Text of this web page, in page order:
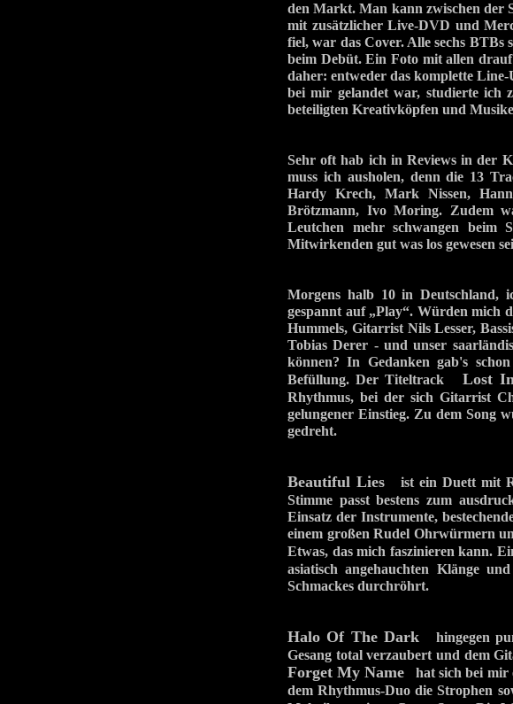
den Markt. Man kann zwischen der
mit zusätzlicher Live-DVD und
fiel, war das Cover. Alle sechs
beim Debüt. Ein Foto mit allen
daher: entweder das komplette
bei mir gelandet war, studierte ich
beteiligten Kreativköpfen und
Sehr oft hab ich in Reviews in der
muss ich ausholen, denn die 13
Hardy Krech, Mark Nissen,
Brötzmann, Ivo Moring. Zudem
Leutchen mehr schwangen beim
Mitwirkenden gut was los gewesen
Morgens halb 10 in Deutschland,
gespannt auf „Play“. Würden mich
Hummels, Gitarrist Nils Lesser,
Tobias Derer - und unser
können? In Gedanken gab's
Befüllung. Der TiteltrackLost
Rhythmus, bei der sich Gitarrist
gelungener Einstieg. Zu dem Song
gedreht.
Beautiful Lies ist ein Duett mit
Stimme passt bestens zum
Einsatz der Instrumente,
einem großen Rudel Ohrwürmern
Etwas, das mich faszinieren kann.
asiatisch angehauchten Klänge
Schmackes durchröhrt.
Halo Of The Darkhingegen
Gesang total verzaubert und dem
Forget My Name hat sich bei mir
dem Rhythmus-Duo die Strophen